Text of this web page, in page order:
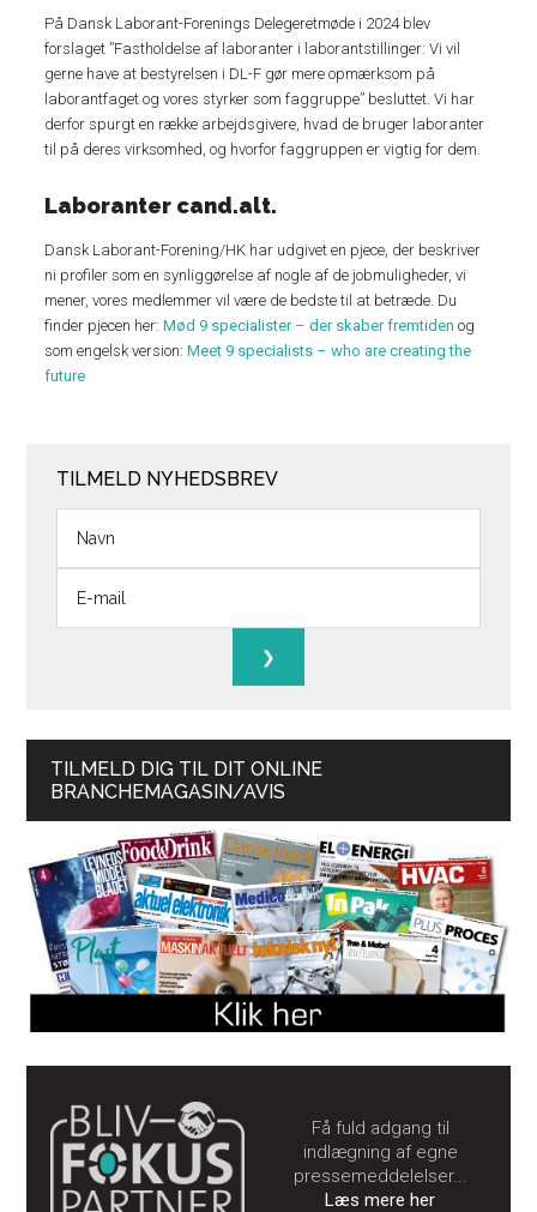
På Dansk Laborant-Forenings Delegeretmøde i 2024 blev
forslaget ”Fastholdelse af laboranter i laborantstillinger: Vi vil
gerne have at bestyrelsen i DL-F gør mere opmærksom på
laborantfaget og vores styrker som faggruppe” besluttet. Vi har
derfor spurgt en række arbejdsgivere, hvad de bruger laboranter
til på deres virksomhed, og hvorfor faggruppen er vigtig for dem.
Laboranter cand.alt.
Dansk Laborant-Forening/HK har udgivet en pjece, der beskriver
ni profiler som en synliggørelse af nogle af de jobmuligheder, vi
mener, vores medlemmer vil være de bedste til at betræde. Du
finder pjecen her:Mød 9 specialister – der skaber fremtiden og
som engelsk version:Meet 9 specialists – who are creating the
future
TILMELD NYHEDSBREV
TILMELD DIG TIL DIT ONLINE
BRANCHEMAGASIN/AVIS
Få fuld adgang til
indlægning af egne
pressemeddelelser...
Læs mere her